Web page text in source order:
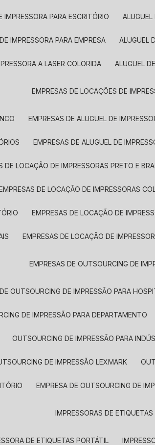
IMPRESSORA PARA ESCRITÓRIO
DE IMPRESSORA PARA EMPRESA
A LASER COLORIDA ALUGUEL
EMPRESAS DE LOCAÇÕES DE
EMPRESAS DE ALUGUEL DE
EMPRESAS DE ALUGUEL DE
DE LOCAÇÃO DE IMPRESSORAS PRETO E
EMPRESAS DE LOCAÇÃO DE IMPRESSORAS
EMPRESAS DE LOCAÇÃO DE
EMPRESAS DE LOCAÇÃO DE
EMPRESAS DE OUTSOURCING DE
DE OUTSOURCING DE IMPRESSÃO PARA
DE IMPRESSÃO PARA DEPARTAMENTO
OUTSOURCING DE IMPRESSÃO PARA
DE IMPRESSÃO LEXMARK
EMPRESA DE OUTSOURCING DE
IMPRESSORAS DE ETIQUETAS
DE ETIQUETAS PORTÁTIL